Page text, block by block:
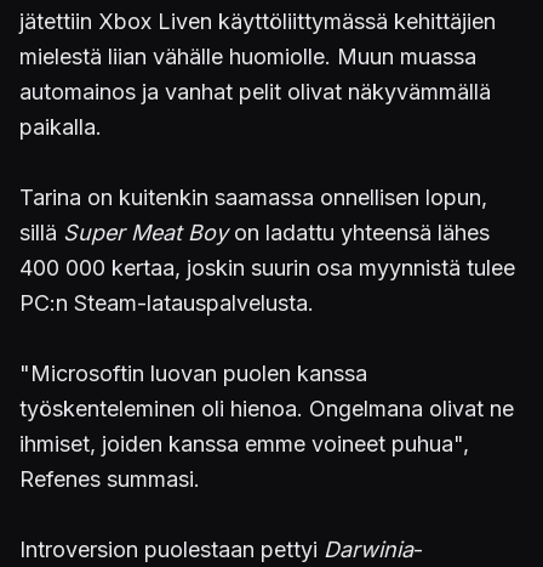
jätettiin Xbox Liven käyttöliittymässä kehittäjien
mielestä liian vähälle huomiolle. Muun muassa
automainos ja vanhat pelit olivat näkyvämmällä
paikalla.
Tarina on kuitenkin saamassa onnellisen lopun,
sillä Super Meat Boyon ladattu yhteensä lähes
400 000 kertaa, joskin suurin osa myynnistä tulee
PC:n Steam-latauspalvelusta.
"Microsoftin luovan puolen kanssa
työskenteleminen oli hienoa. Ongelmana olivat ne
ihmiset, joiden kanssa emme voineet puhua",
Refenes summasi.
Introversion puolestaan pettyi Darwinia-